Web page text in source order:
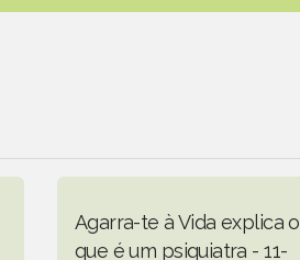
Agarra-te à Vida explica o
que é um psiquiatra - 11-